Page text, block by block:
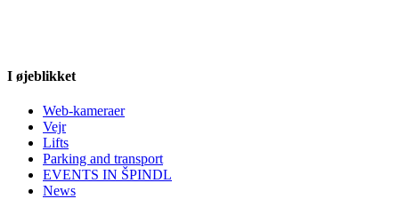
I øjeblikket
Web-kameraer
Vejr
Lifts
Parking and transport
EVENTS IN ŠPINDL
News